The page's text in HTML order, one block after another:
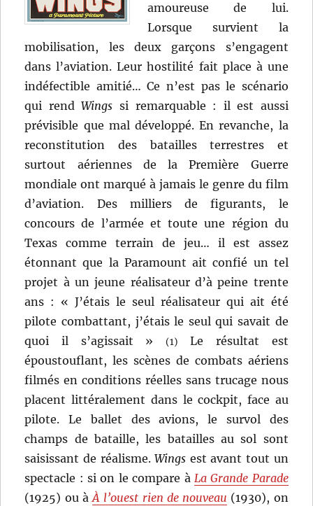
amoureuse de lui.
Lorsque survient la
mobilisation, les deux garçons s’engagent
dans l’aviation. Leur hostilité fait place à une
indéfectible amitié… Ce n’est pas le scénario
qui rendWings si remarquable : il est aussi
prévisible que mal développé. En revanche, la
reconstitution des batailles terrestres et
surtout aériennes de la Première Guerre
mondiale ont marqué à jamais le genre du film
d’aviation. Des milliers de figurants, le
concours de l’armée et toute une région du
Texas comme terrain de jeu… il est assez
étonnant que la Paramount ait confié un tel
projet à un jeune réalisateur d’à peine trente
ans : « J’étais le seul réalisateur qui ait été
pilote combattant, j’étais le seul qui savait de
quoi il s’agissait »
(1)
Le résultat est
époustouflant, les scènes de combats aériens
filmés en conditions réelles sans trucage nous
placent littéralement dans le cockpit, face au
pilote. Le ballet des avions, le survol des
champs de bataille, les batailles au sol sont
saisissant de réalisme.Wings est avant tout un
spectacle : si on le compare à La Grande Parade
(1925) ou àÀ l’ouest rien de nouveau (1930), on